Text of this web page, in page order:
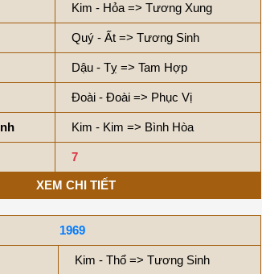
Kim - Hỏa => Tương Xung
Quý - Ất => Tương Sinh
Dậu - Tỵ => Tam Hợp
Đoài - Đoài => Phục Vị
Kim - Kim => Bình Hòa
7
XEM CHI TIẾT
1969
Kim - Thổ => Tương Sinh